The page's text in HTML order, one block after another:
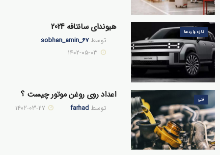
تازه وارد ها هیوندای سانتافه 2024
توسطsobhan_amin_67
فنی اعداد روی روغن موتور چیست ؟
توسطfarhad ۱۴۰۲-۰۳-۲۷